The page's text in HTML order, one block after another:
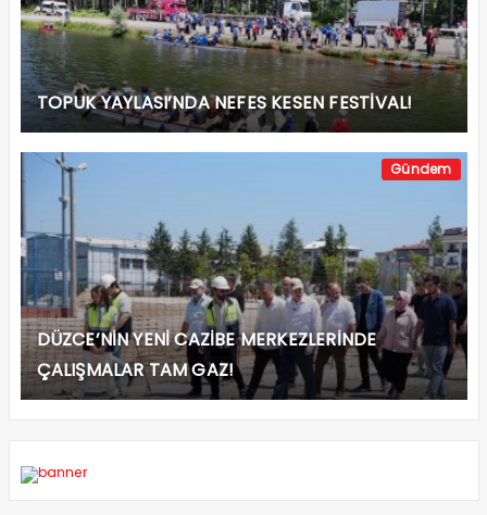
TOPUK YAYLASI’NDA NEFES KESEN FESTİVAL!
Gündem
DÜZCE’NİN YENİ CAZİBE MERKEZLERİNDE
ÇALIŞMALAR TAM GAZ!